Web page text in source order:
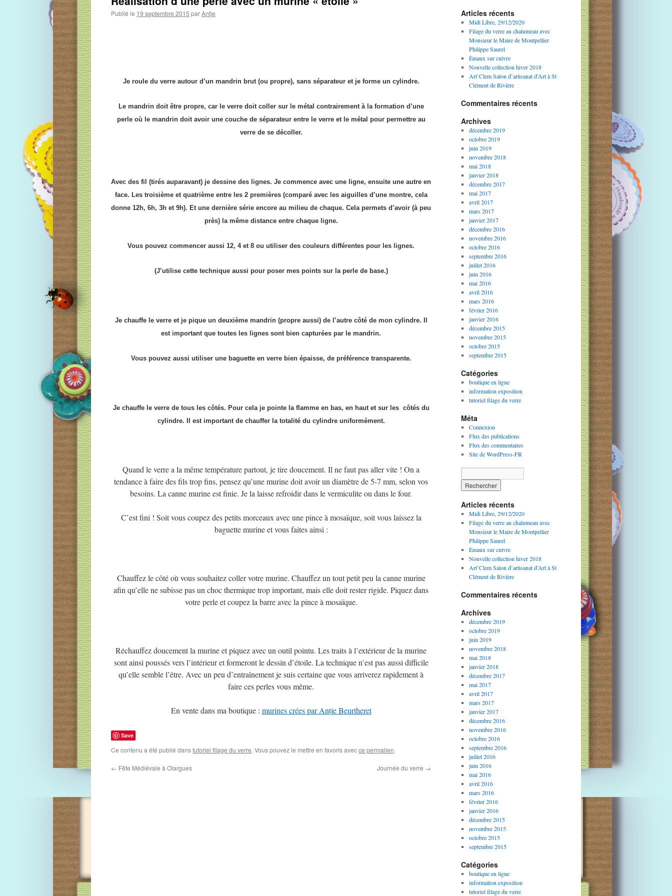
Publié le 19 septembre 2015 parAntje
Je roule du verre autour d’un mandrin brut (ou propre), sans séparateur et je forme un cylindre.
Le mandrin doit être propre, car le verre doit collersur le métal contrairement à la formation d’une
perle où le mandrin doit avoir une couche de séparateur entre le verre et le métal pour permettre au
verre de se décoller.
Avec des fil (tirés auparavant) je dessine des lignes. Je commence avec une ligne, ensuite une autre en
face. Les troisième et quatrième entre les 2 premières (comparé avec les aiguilles d’une montre, cela
donne 12h, 6h, 3h et 9h). Et une dernière série encore au milieu de chaque. Cela permets d’avoir (à peu
près) la même distance entre chaque ligne.
Vous pouvez commencer aussi 12, 4 et 8 ou utiliser des couleurs différentes pour les lignes.
(J’utilise cette technique aussi pour poser mes points sur la perle de base.)
Je chauffe le verre et je pique un deuxième mandrin (propre aussi) de l’autre côté de mon cylindre. Il
est important que toutes les lignes sont bien capturées par le mandrin.
Vous pouvez aussi utiliser une baguette en verre bien épaisse, de préférence transparente.
Je chauffe le verre de tous les côtés. Pour cela je pointe la flamme en bas, en haut et sur les côtés du
cylindre. Il est important de chauffer la totalité du cylindre uniformément.
Quand le verre a la même température partout, je tire doucement. Il ne faut pas aller vite ! On a
tendance à faire des fils trop fins, pensez qu’une murine doit avoir un diamètre de 5-7 mm, selon vos
besoins. La canne murine est finie. Je la laisse refroidir dans le vermiculite ou dans le four.
C’est fini ! Soit vous coupez des petits morceaux avec une pince à mosaïque, soit vous laissez la
baguette murine et vous faites ainsi :
Chauffez le côté où vous souhaitez coller votre murine. Chauffez un tout petit peu la canne murine
afin qu’elle ne subisse pas un choc thermique trop important, mais elle doit rester rigide. Piquez dans
votre perle et coupez la barre avec la pince à mosaïque.
Réchauffez doucement la murine et piquez avec un outil pointu. Les traits à l’extérieur de la murine
sont ainsi poussés vers l’intérieur et formeront le dessin d’étoile. La technique n’est pas aussi difficile
qu’elle semble l’être. Avec un peu d’entraînement je suis certaine que vous arriverez rapidement à
faire ces perles vous même.
En vente dans ma boutique : murines crées par Antje Beurtheret
Save
Ce contenu a été publié danstutoriel filage du verre. Vous pouvez le mettre en favoris avecce permalien.
← Fête Médiévale à Olargues Journée du verre →
Articles récents
Midi Libre, 29/12/2020
Filage du verre au chalumeau avec
Monsieur le Maire de Montpellier
Philippe Saurel
Émaux sur cuivre
Nouvelle collection hiver 2018
Art’Clem Salon d’artisanat d’Art à St
Clément de Rivière
Commentaires récents
Archives
décembre 2019
octobre 2019
juin 2019
novembre 2018
mai 2018
janvier 2018
décembre 2017
mai 2017
avril 2017
mars 2017
janvier 2017
décembre 2016
novembre 2016
octobre 2016
septembre 2016
juillet 2016
juin 2016
mai 2016
avril 2016
mars 2016
février 2016
janvier 2016
décembre 2015
novembre 2015
octobre 2015
septembre 2015
Catégories
boutique en ligne
information exposition
tutoriel filage du verre
Méta
Connexion
Flux des publications
Flux des commentaires
Site de WordPress-FR
Articles récents
Midi Libre, 29/12/2020
Filage du verre au chalumeau avec
Monsieur le Maire de Montpellier
Philippe Saurel
Émaux sur cuivre
Nouvelle collection hiver 2018
Art’Clem Salon d’artisanat d’Art à St
Clément de Rivière
Commentaires récents
Archives
décembre 2019
octobre 2019
juin 2019
novembre 2018
mai 2018
janvier 2018
décembre 2017
mai 2017
avril 2017
mars 2017
janvier 2017
décembre 2016
novembre 2016
octobre 2016
septembre 2016
juillet 2016
juin 2016
mai 2016
avril 2016
mars 2016
février 2016
janvier 2016
décembre 2015
novembre 2015
octobre 2015
septembre 2015
Catégories
boutique en ligne
information exposition
tutoriel filage du verre